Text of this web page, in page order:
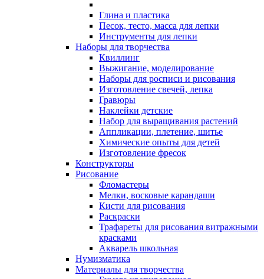
Глина и пластика
Песок, тесто, масса для лепки
Инструменты для лепки
Наборы для творчества
Квиллинг
Выжигание, моделирование
Наборы для росписи и рисования
Изготовление свечей, лепка
Гравюры
Наклейки детские
Набор для выращивания растений
Аппликации, плетение, шитье
Химические опыты для детей
Изготовление фресок
Конструкторы
Рисование
Фломастеры
Мелки, восковые карандаши
Кисти для рисования
Раскраски
Трафареты для рисования витражными
красками
Акварель школьная
Нумизматика
Материалы для творчества